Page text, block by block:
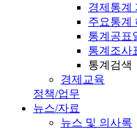
경제통계
주요통계
통계공표
통계조사
통계검색
경제교육
정책/업무
뉴스/자료
뉴스 및 의사록